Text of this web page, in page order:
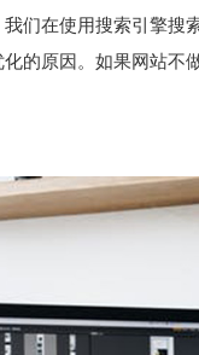
们在使用搜索引擎搜
的原因。如果网站不